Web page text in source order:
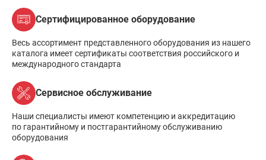
Сертифицированное оборудование
Весь ассортимент представленного оборудования из нашего
каталога имеет сертификаты соответствия российского и
международного стандарта
Сервисное обслуживание
Наши специалисты имеют компетенцию и аккредитацию
по гарантийному и постгарантийному обслуживанию
оборудования